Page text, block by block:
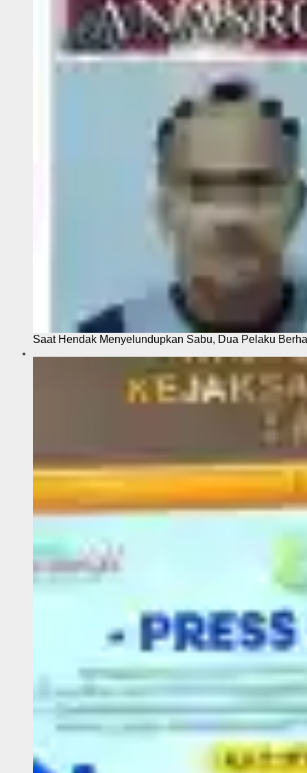
Saat Hendak Menyelundupkan Sabu, Dua Pelaku